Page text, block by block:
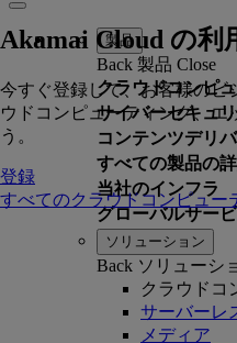
製品
Back 製品 Close
クラウドコンピ
サイバーセキュ
コンテンツデリ
すべての製品の
当社のインフラ
グローバルサー
Akamai Cloud の利
今すぐ登録して、お客様のビ
ウドコンピューティング、エ
う。
登録
すべてのクラウドコンピュー
ソリューション
Back ソリューシ
クラウドコ
サーバーレ
メディア